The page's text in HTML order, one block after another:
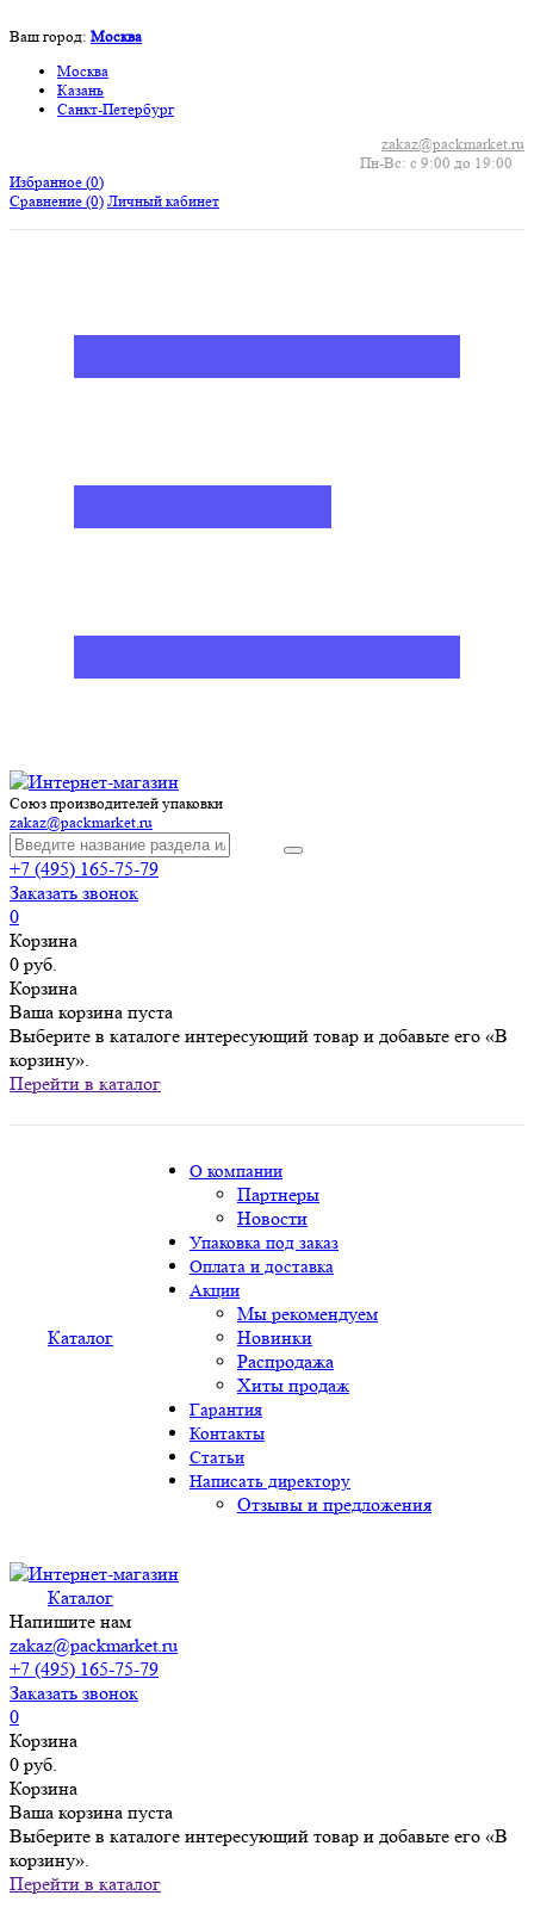
Ваш город: Москва
Москва
Казань
Санкт-Петербург
Пн-Вс: с 9:00 до 19:00
zakaz@packmarket.ru
Избранное (0)
Сравнение (0) Личный кабинет
Союз производителей упаковки
zakaz@packmarket.ru
+7 (495) 165-75-79
Заказать звонок
0
Корзина
0 руб.
Корзина
Ваша корзина пуста
Выберите в каталоге интересующий товар и добавьте его «В
корзину».
Перейти в каталог
Каталог
О компании
Партнеры
Новости
Упаковка под заказ
Оплата и доставка
Акции
Мы рекомендуем
Новинки
Распродажа
Хиты продаж
Гарантия
Контакты
Статьи
Написать директору
Отзывы и предложения
Каталог
Напишите нам
zakaz@packmarket.ru
+7 (495) 165-75-79
Заказать звонок
0
Корзина
0 руб.
Корзина
Ваша корзина пуста
Выберите в каталоге интересующий товар и добавьте его «В
корзину».
Перейти в каталог